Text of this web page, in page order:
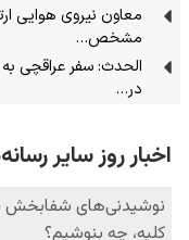
معاون نیروی هوایی
مشخص…
الحدث: سفر عراقچی
در…